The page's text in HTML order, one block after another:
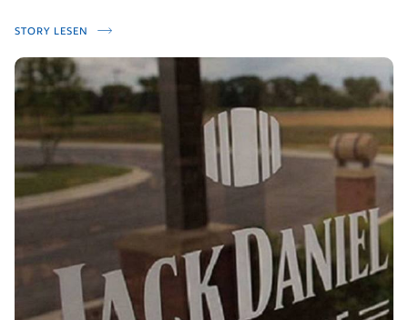
STORY LESEN